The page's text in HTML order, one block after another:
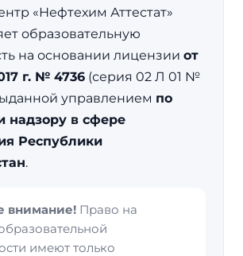
«Нефтехим Аттестат»
образовательную
на основании лицензии от
г. № 4736 (серия 02 Л 01 №
управлением по
надзору в сфере
Республики
.
внимание! Право на
имеют только